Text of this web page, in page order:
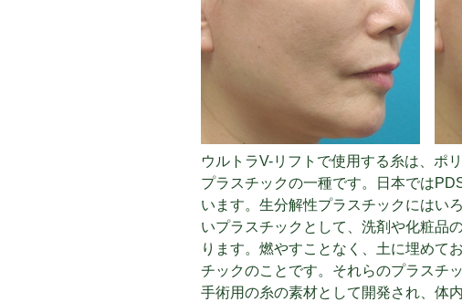
ウルトラV-リフトで使用する糸は、ポ
プラスチックの一種です。日本では
います。生分解性プラスチックにはい
いプラスチックとして、洗剤や化粧品
ります。燃やすことなく、土に埋めて
チックのことです。それらのプラスチ
手術用の糸の素材として開発され、体